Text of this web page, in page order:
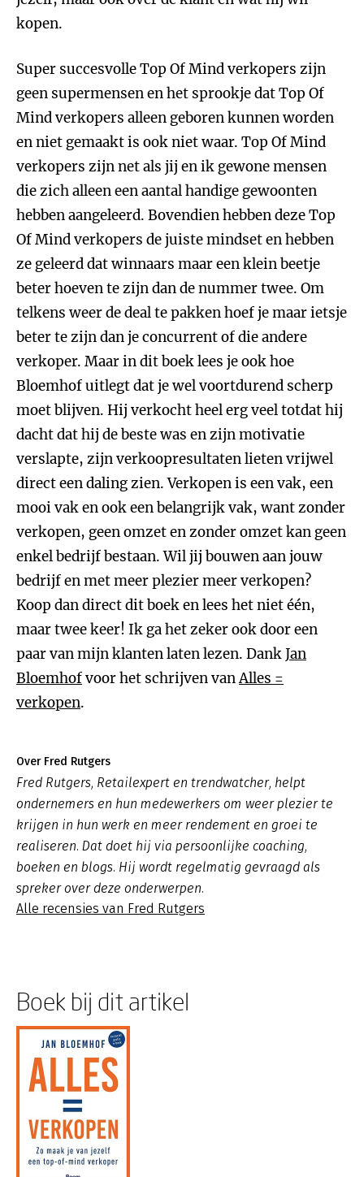
kopen.
Super succesvolle Top Of Mind verkopers zijn
geen supermensen en het sprookje dat Top Of
Mind verkopers alleen geboren kunnen worden
en niet gemaakt is ook niet waar. Top Of Mind
verkopers zijn net als jij en ik gewone mensen
die zich alleen een aantal handige gewoonten
hebben aangeleerd. Bovendien hebben deze Top
Of Mind verkopers de juiste mindset en hebben
ze geleerd dat winnaars maar een klein beetje
beter hoeven te zijn dan de nummer twee. Om
telkens weer de deal te pakken hoef je maar ietsje
beter te zijn dan je concurrent of die andere
verkoper. Maar in dit boek lees je ook hoe
Bloemhof uitlegt dat je wel voortdurend scherp
moet blijven. Hij verkocht heel erg veel totdat hij
dacht dat hij de beste was en zijn motivatie
verslapte, zijn verkoopresultaten lieten vrijwel
direct een daling zien. Verkopen is een vak, een
mooi vak en ook een belangrijk vak, want zonder
verkopen, geen omzet en zonder omzet kan geen
enkel bedrijf bestaan. Wil jij bouwen aan jouw
bedrijf en met meer plezier meer verkopen?
Koop dan direct dit boek en lees het niet één,
maar twee keer! Ik ga het zeker ook door een
paar van mijn klanten laten lezen. DankJan
Bloemhofvoor het schrijven vanAlles =
verkopen.
Over Fred Rutgers
Fred Rutgers, Retailexpert en trendwatcher, helpt
ondernemers en hun medewerkers om weer plezier te
krijgen in hun werk en meer rendement en groei te
realiseren. Dat doet hij via persoonlijke coaching,
boeken en blogs. Hij wordt regelmatig gevraagd als
spreker over deze onderwerpen.
Alle recensies van Fred Rutgers
Boek bij dit artikel